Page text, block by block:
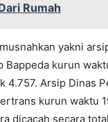
Rumah
yakni
Bappeda kurun
4.757. Arsip Dinas
kurun waktu
dicacah secara